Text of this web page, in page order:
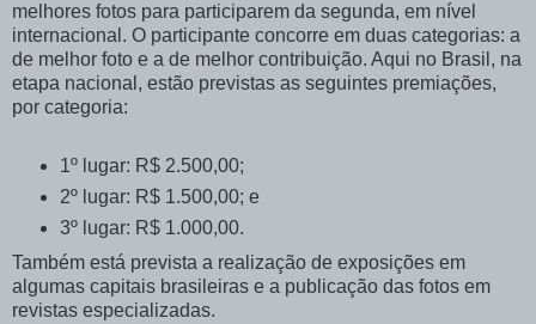
melhores fotos para participarem da segunda, em nível
internacional. O participante concorre em duas categorias: a
de melhor foto e a de melhor contribuição. Aqui no Brasil, na
etapa nacional, estão previstas as seguintes premiações,
por categoria:
1º lugar: R$ 2.500,00;
2º lugar: R$ 1.500,00; e
3º lugar: R$ 1.000,00.
Também está prevista a realização de exposições em
algumas capitais brasileiras e a publicação das fotos em
revistas especializadas.